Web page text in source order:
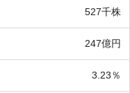
527千株
247億円
3.23％